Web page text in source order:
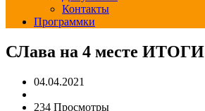
Контакты
Программки
СЛава на 4 месте ИТОГИ
04.04.2021
234 Просмотры